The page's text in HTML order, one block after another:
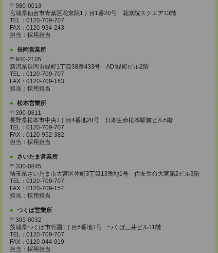
〒980-0013
宮城県仙台市青葉区花京院1丁目1番20号 花京院スクエア13階
TEL：0120-709-707
FAX：0120-934-243
担当：採用担当
長岡営業所
〒940-2105
新潟県長岡市緑町1丁目38番433号 ADI緑町ビル2階
TEL：0120-709-707
FAX：0120-709-163
担当：採用担当
松本営業所
〒390-0811
長野県松本市中央1丁目4番地20号 日本生命松本駅前ビル5階
TEL：0120-709-707
FAX：0120-952-382
担当：採用担当
さいたま営業所
〒330-0845
埼玉県さいたま市大宮区仲町3丁目13番地1号 住友生命大宮第2ビル3階
TEL：0120-709-707
FAX：0120-709-154
担当：採用担当
つくば営業所
〒305-0032
茨城県つくば市竹園1丁目6番地1号 つくば三井ビル11階
TEL：0120-709-707
FAX：0120-044-019
担当：採用担当